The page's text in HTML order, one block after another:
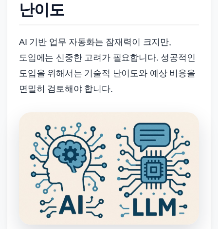
난이도
AI 기반 업무 자동화는 잠재력이 크지만,
도입에는 신중한 고려가 필요합니다. 성공적인
도입을 위해서는 기술적 난이도와 예상 비용을
면밀히 검토해야 합니다.